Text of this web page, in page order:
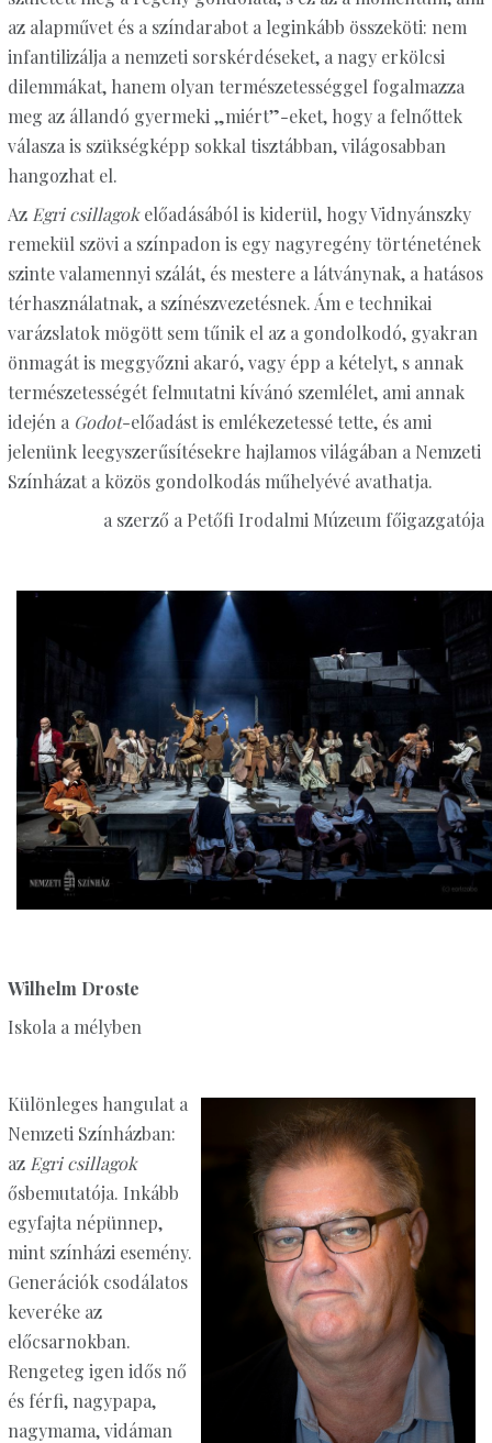
az alapművet és a színdarabot a leginkább összeköti: nem
infantilizálja a nemzeti sorskérdéseket, a nagy erkölcsi
dilemmákat, hanem olyan természetességgel fogalmazza
meg az állandó gyermeki „miért”-eket, hogy a felnőttek
válasza is szükségképp sokkal tisztábban, világosabban
hangozhat el.
Az Egri csillagokelőadásából is kiderül, hogy Vidnyánszky
remekül szövi a színpadon is egy nagyregény történetének
szinte valamennyi szálát, és mestere a látványnak, a hatásos
térhasználatnak, a színészvezetésnek. Ám e technikai
varázslatok mögött sem tűnik el az a gondolkodó, gyakran
önmagát is meggyőzni akaró, vagy épp a kételyt, s annak
természetességét felmutatni kívánó szemlélet, ami annak
idején a Godot-előadást is emlékezetessé tette, és ami
jelenünk leegyszerűsítésekre hajlamos világában a Nemzeti
Színházat a közös gondolkodás műhelyévé avathatja.
a szerző a Petőfi Irodalmi Múzeum főigazgatója
Wilhelm Droste
Iskola a mélyben
Különleges hangulat a
Nemzeti Színházban:
az Egri csillagok
ősbemutatója. Inkább
egyfajta népünnep,
mint színházi esemény.
Generációk csodálatos
keveréke az
előcsarnokban.
Rengeteg igen idős nő
és férfi, nagypapa,
nagymama, vidáman